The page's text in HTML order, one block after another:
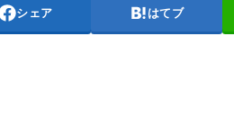
シェア はてブ